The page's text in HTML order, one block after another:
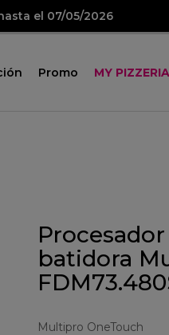
el 07/05/2026
Promo MY PIZZERIA
batidora
Multipro OneTouch